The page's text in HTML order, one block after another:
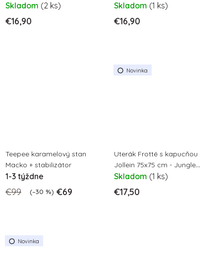
Skladom (2 ks)
€16,90
Skladom (1 ks)
€16,90
Teepee karamelový stan
Macko + stabilizátor
1-3 týždne
€69
€99 (–30 %)
Novinka
Uterák Frotté s kapucňou
Jollein 75x75 cm - Jungle
Croco
Skladom (1 ks)
€17,50
Novinka